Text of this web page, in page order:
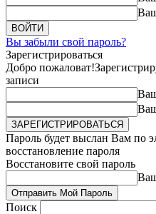
Вы забыли свой пароль?
Зарегистрироваться
Добро пожаловат!
записи
Пароль будет выслан Вам по
восстановление пароля
Восстановите свой пароль
Поиск